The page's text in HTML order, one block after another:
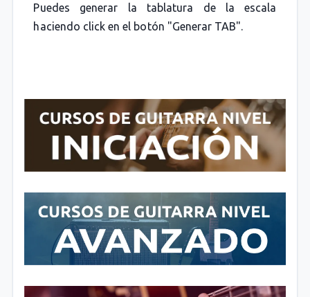
Puedes generar la tablatura de la escala
haciendo click en el botón "Generar TAB".